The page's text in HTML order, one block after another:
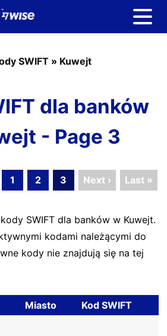
SWIFT » Kuwejt
dla banków
- Page 3
1 2 3 Next › Last »
SWIFT dla banków w Kuwejt.
kodami należącymi do
kody nie znajdują się na tej
Miasto
Kod SWIFT